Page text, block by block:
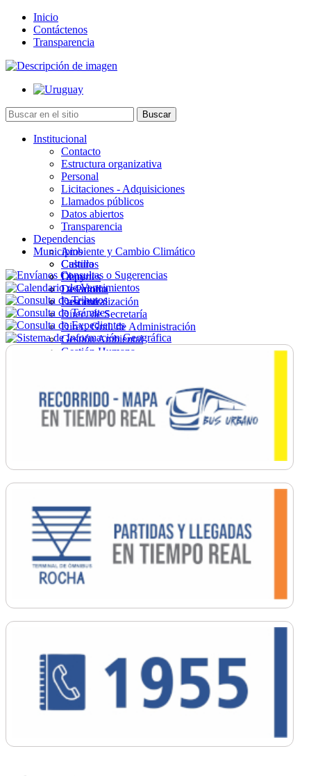
Inicio
Contáctenos
Transparencia
Institucional
Contacto
Estructura organizativa
Personal
Licitaciones - Adquisiciones
Llamados públicos
Datos abiertos
Transparencia
Dependencias
Ambiente y Cambio Climático
Cultura
Deportes
Desarrollo
Descentralización
Direc. de Secretaría
Direc. Gral. de Administración
Gestión Ambiental
Gestión Humana
Ordenamiento
Promoción Social
Salud
Secretaría General
Municipios
Castillos
Chuy
La Paloma
Lascano